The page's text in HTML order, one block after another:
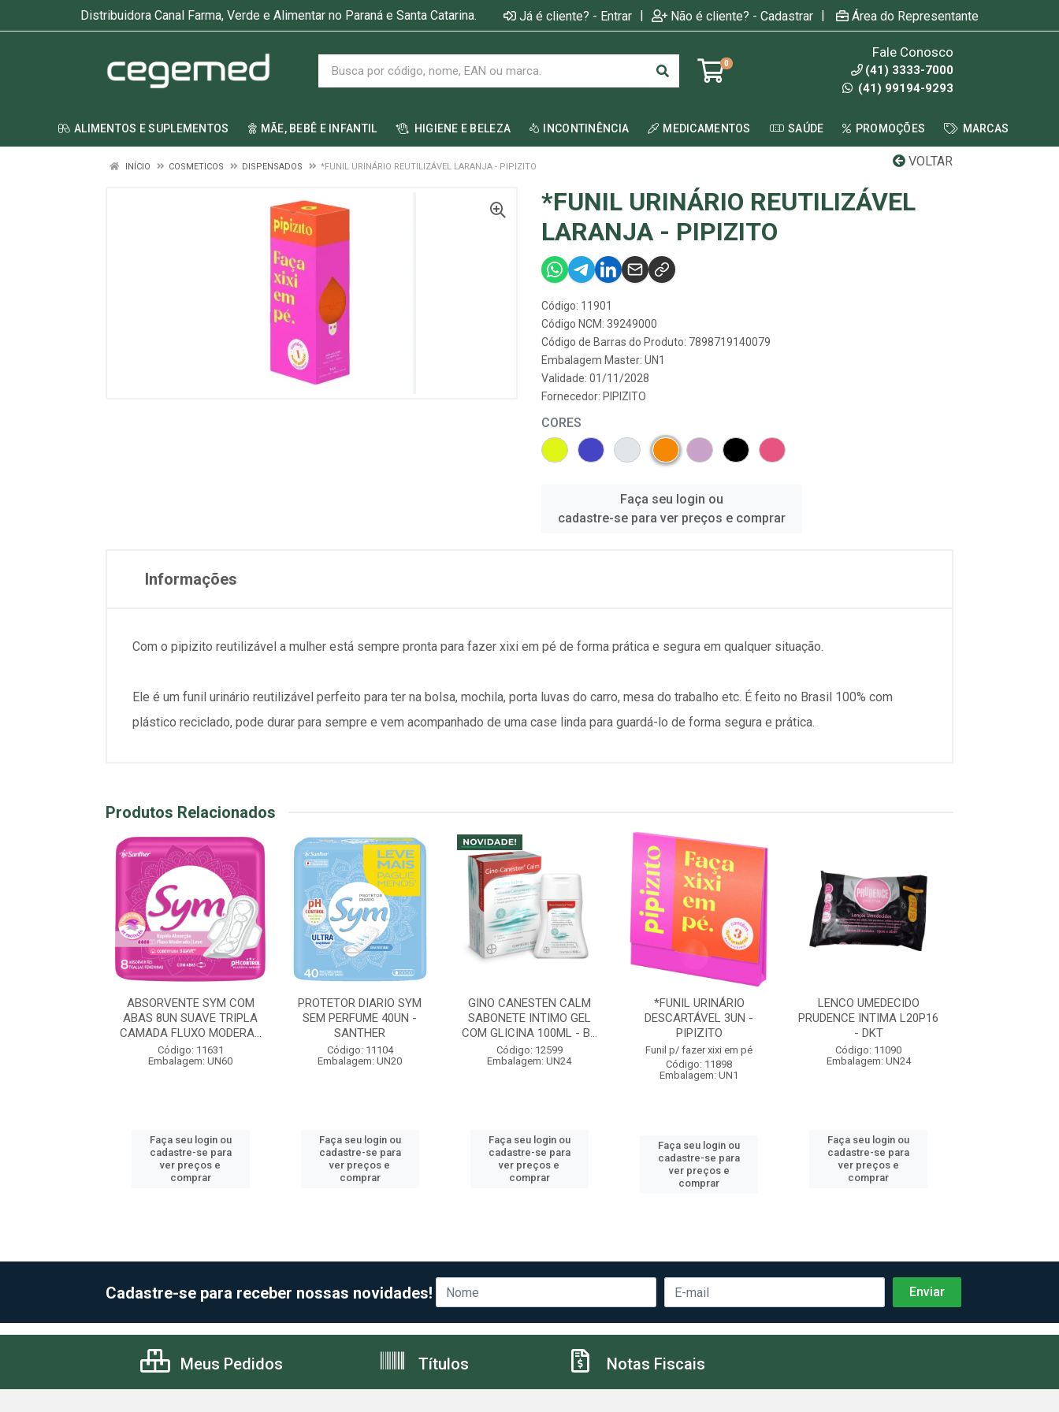
Distribuidora Canal Farma, Verde e Alimentar no Paraná e Santa Catarina. Já é cliente? - Entrar | Não é cliente? - Cadastrar | Área do Representante
0
Fale Conosco
(41) 3333-7000
(41) 99194-9293
ALIMENTOS E SUPLEMENTOS MÃE, BEBÊ E INFANTIL HIGIENE E BELEZA INCONTINÊNCIA MEDICAMENTOS SAÚDE PROMOÇÕES MARCAS
VOLTAR
INÍCIO COSMETICOS DISPENSADOS *FUNIL URINÁRIO REUTILIZÁVEL LARANJA - PIPIZITO
*FUNIL URINÁRIO REUTILIZÁVEL
LARANJA - PIPIZITO
Código: 11901
Código NCM: 39249000
Código de Barras do Produto: 7898719140079
Embalagem Master: UN1
Validade: 01/11/2028
Fornecedor: PIPIZITO
CORES
Faça seu login ou
cadastre-se para ver preços e comprar
Informações
Com o pipizito reutilizável a mulher está sempre pronta para fazer xixi em pé de forma prática e segura em qualquer situação.
Ele é um funil urinário reutilizável perfeito para ter na bolsa, mochila, porta luvas do carro, mesa do trabalho etc. É feito no Brasil 100% com
plástico reciclado, pode durar para sempre e vem acompanhado de uma case linda para guardá-lo de forma segura e prática.
Produtos Relacionados
ABSORVENTE SYM COM
ABAS 8UN SUAVE TRIPLA
CAMADA FLUXO MODERA...
Código: 11631
Embalagem: UN60
Faça seu login ou
cadastre-se para
ver preços e
comprar
PROTETOR DIARIO SYM
SEM PERFUME 40UN -
SANTHER
Código: 11104
Embalagem: UN20
Faça seu login ou
cadastre-se para
ver preços e
comprar
GINO CANESTEN CALM
SABONETE INTIMO GEL
COM GLICINA 100ML - B...
Código: 12599
Embalagem: UN24
Faça seu login ou
cadastre-se para
ver preços e
comprar
*FUNIL URINÁRIO
DESCARTÁVEL 3UN -
PIPIZITO
Funil p/ fazer xixi em pé
Código: 11898
Embalagem: UN1
Faça seu login ou
cadastre-se para
ver preços e
comprar
LENCO UMEDECIDO
PRUDENCE INTIMA L20P16
- DKT
Código: 11090
Embalagem: UN24
Faça seu login ou
cadastre-se para
ver preços e
comprar
Cadastre-se para receber nossas novidades!
Meus Pedidos Títulos Notas Fiscais